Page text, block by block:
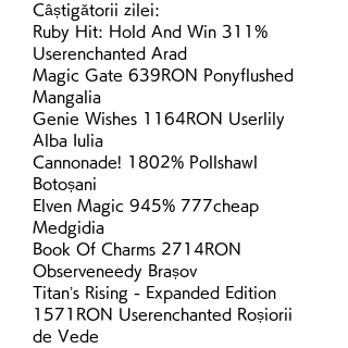
Câștigătorii zilei:
Ruby Hit: Hold And Win 311%
Userenchanted Arad
Magic Gate 639RON Ponyflushed
Mangalia
Genie Wishes 1164RON Userlily
Alba Iulia
Cannonade! 1802% Pollshawl
Botoșani
Elven Magic 945% 777cheap
Medgidia
Book Of Charms 2714RON
Observeneedy Brașov
Titan’s Rising - Expanded Edition
1571RON Userenchanted Roșiorii
de Vede